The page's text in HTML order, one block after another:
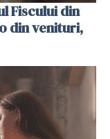
Fiscului din
din venituri,